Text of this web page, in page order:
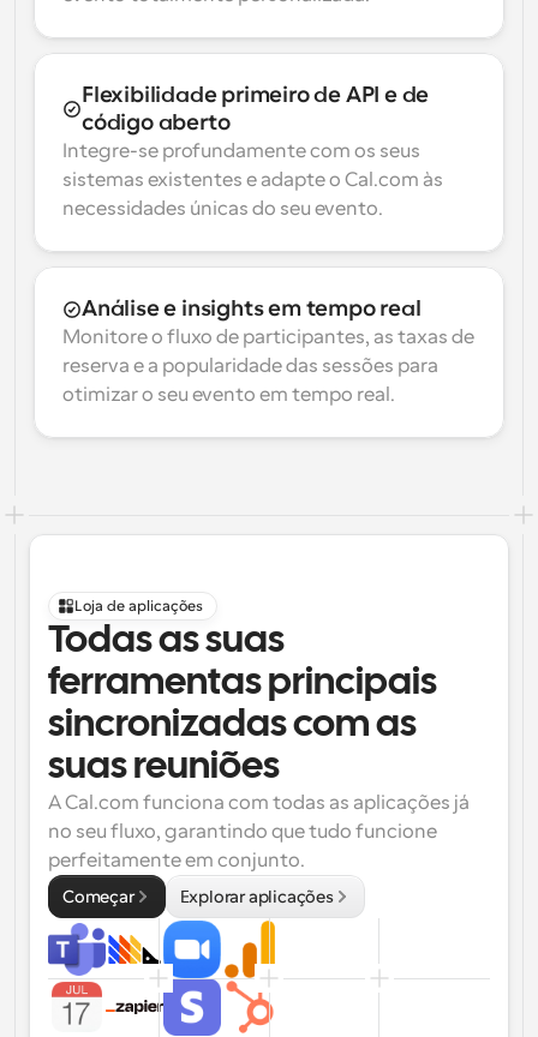
Flexibilidade primeiro de API e de
código aberto
Integre-se profundamente com os seus
sistemas existentes e adapte o Cal.com às
necessidades únicas do seu evento.
Análise e insights em tempo real
Monitore o fluxo de participantes, as taxas de
reserva e a popularidade das sessões para
otimizar o seu evento em tempo real.
Loja de aplicações
Todas as suas
ferramentas principais
sincronizadas com as
suas reuniões
A Cal.com funciona com todas as aplicações já
no seu fluxo, garantindo que tudo funcione
perfeitamente em conjunto.
Começar Explorar aplicações